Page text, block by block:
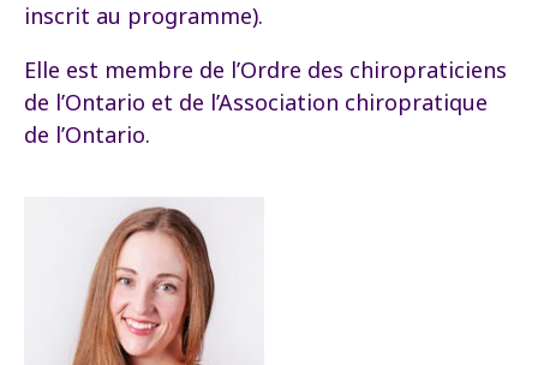
inscrit au programme).
Elle est membre de l’Ordre des chiropraticiens
de l’Ontario et de l’Association chiropratique
de l’Ontario.